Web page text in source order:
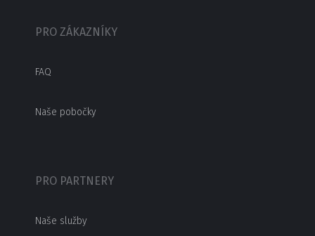
PRO ZÁKAZNÍKY
FAQ
Naše pobočky
PRO PARTNERY
Naše služby